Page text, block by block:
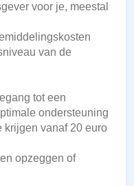
voor je, meestal
van de
tot een
ondersteuning
krijgen vanaf 20 euro
opzeggen of